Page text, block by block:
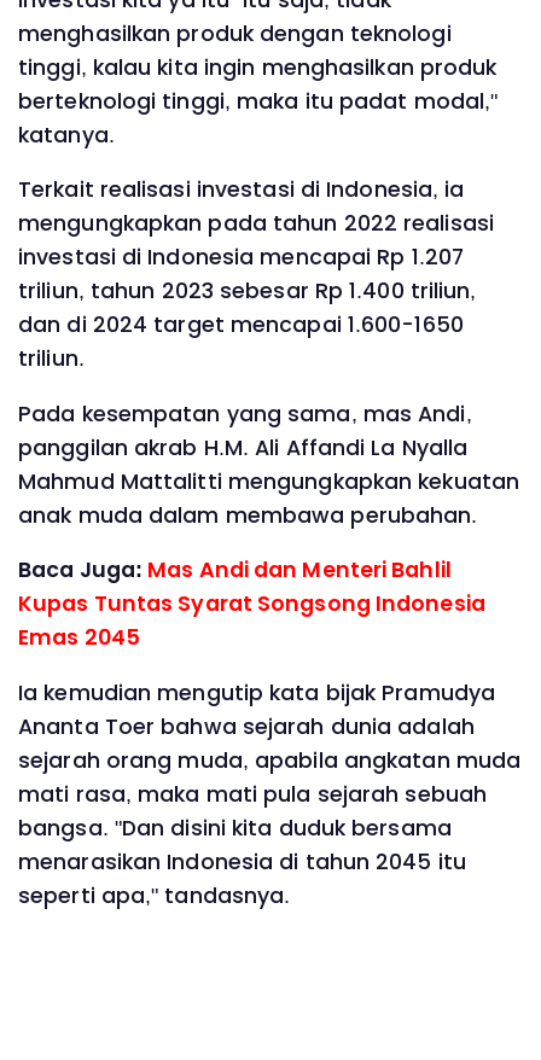
menghasilkan produk dengan teknologi
tinggi, kalau kita ingin menghasilkan produk
berteknologi tinggi, maka itu padat modal,"
katanya.
Terkait realisasi investasi di Indonesia, ia
mengungkapkan pada tahun 2022 realisasi
investasi di Indonesia mencapai Rp 1.207
triliun, tahun 2023 sebesar Rp 1.400 triliun,
dan di 2024 target mencapai 1.600-1650
triliun.
Pada kesempatan yang sama, mas Andi,
panggilan akrab H.M. Ali Affandi La Nyalla
Mahmud Mattalitti mengungkapkan kekuatan
anak muda dalam membawa perubahan.
Baca Juga: Mas Andi dan Menteri Bahlil
Kupas Tuntas Syarat Songsong Indonesia
Emas 2045
Ia kemudian mengutip kata bijak Pramudya
Ananta Toer bahwa sejarah dunia adalah
sejarah orang muda, apabila angkatan muda
mati rasa, maka mati pula sejarah sebuah
bangsa. "Dan disini kita duduk bersama
menarasikan Indonesia di tahun 2045 itu
seperti apa," tandasnya.